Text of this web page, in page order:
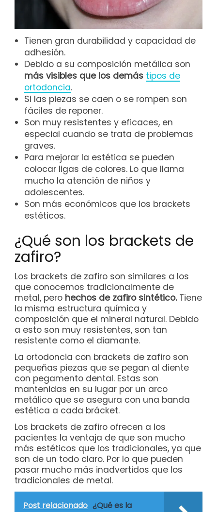
Tienen gran durabilidad y capacidad de
adhesión.
Debido a su composición metálica son
más visibles que los demás tipos de
ortodoncia.
Si las piezas se caen o se rompen son
fáciles de reponer.
Son muy resistentes y eficaces, en
especial cuando se trata de problemas
graves.
Para mejorar la estética se pueden
colocar ligas de colores. Lo que llama
mucho la atención de niños y
adolescentes.
Son más económicos que los brackets
estéticos.
¿Qué son los brackets de
zafiro?
Los brackets de zafiro son similares a los
que conocemos tradicionalmente de
metal, pero hechos de zafiro sintético.Tiene
la misma estructura química y
composición que el mineral natural. Debido
a esto son muy resistentes, son tan
resistente como el diamante.
La ortodoncia con brackets de zafiro son
pequeñas piezas que se pegan al diente
con pegamento dental. Estas son
mantenidas en su lugar por un arco
metálico que se asegura con una banda
estética a cada brácket.
Los brackets de zafiro ofrecen a los
pacientes la ventaja de que son mucho
más estéticos que los tradicionales, ya que
son de un todo claro. Por lo que pueden
pasar mucho más inadvertidos que los
tradicionales de metal.
Post relacionado ¿Qué es la